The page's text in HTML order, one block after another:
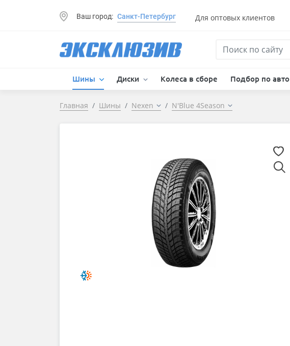
Ваш город: Санкт-Петербург Для оптовых клиентов
Шины Диски Колеса в сборе Подбор по авто
Главная Шины Nexen N'Blue 4Season